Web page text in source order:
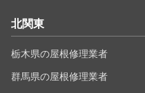
北関東
栃木県の屋根修理業者
群馬県の屋根修理業者